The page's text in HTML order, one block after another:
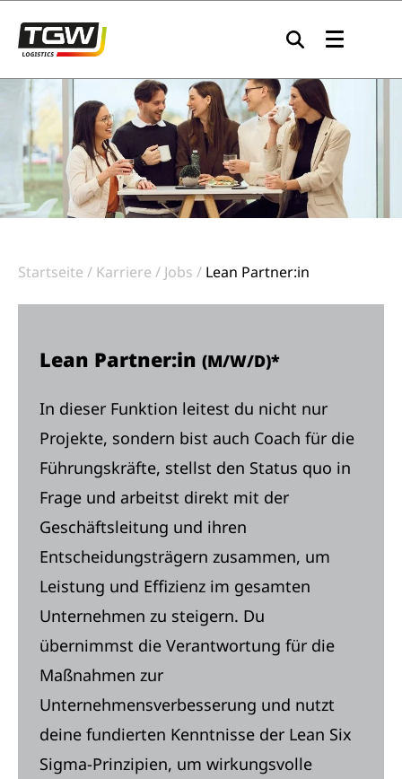
Startseite Karriere Jobs Lean Partner:in
Lean Partner:in (M/W/D)*
In dieser Funktion leitest du nicht nur
Projekte, sondern bist auch Coach für die
Führungskräfte, stellst den Status quo in
Frage und arbeitst direkt mit der
Geschäftsleitung und ihren
Entscheidungsträgern zusammen, um
Leistung und Effizienz im gesamten
Unternehmen zu steigern. Du
übernimmst die Verantwortung für die
Maßnahmen zur
Unternehmensverbesserung und nutzt
deine fundierten Kenntnisse der Lean Six
Sigma-Prinzipien, um wirkungsvolle